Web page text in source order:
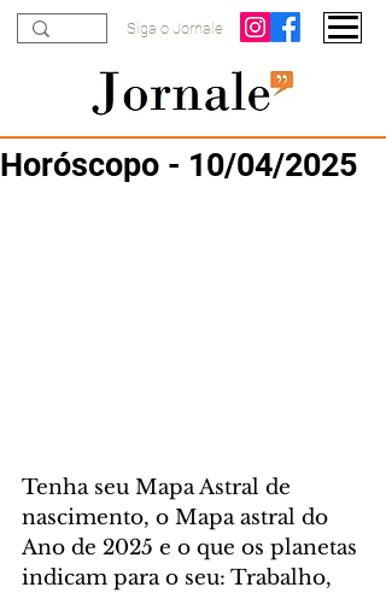
Siga o Jornale
Horóscopo - 10/04/2025
Tenha seu Mapa Astral de
nascimento, o Mapa astral do
Ano de 2025 e o que os planetas
indicam para o seu: Trabalho,